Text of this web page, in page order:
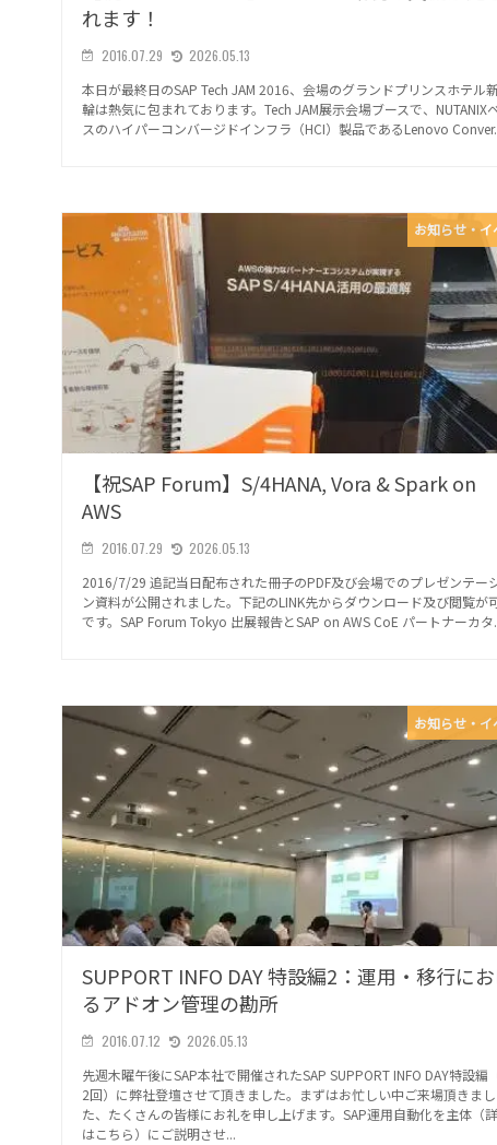
れます！
2016.07.29
2026.05.13
本日が最終日のSAP Tech JAM 2016、会場のグランドプリンスホテル
輪は熱気に包まれております。Tech JAM展示会場ブースで、NUTANIX
スのハイパーコンバージドインフラ（HCI）製品であるLenovo
お知らせ・イ
【祝SAP Forum】S/4HANA, Vora & Spark on
AWS
2016.07.29
2026.05.13
2016/7/29 追記当日配布された冊子のPDF及び会場でのプレゼンテー
ン資料が公開されました。下記のLINK先からダウンロード及び閲覧が
です。SAP Forum Tokyo 出展報告とSAP on AWS CoE パートナーカタ
お知らせ・イ
SUPPORT INFO DAY 特設編2：運用・移行に
るアドオン管理の勘所
2016.07.12
2026.05.13
先週木曜午後にSAP本社で開催されたSAP SUPPORT INFO DAY特設編
2回）に弊社登壇させて頂きました。まずはお忙しい中ご来場頂きまし
た、たくさんの皆様にお礼を申し上げます。SAP運用自動化を主体（
はこちら）にご説明させ...